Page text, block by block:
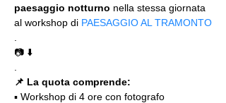
paesaggio notturno nella stessa giornata
al workshop di PAESAGGIO AL TRAMONTO
📷 ⬇️
📌 La quota comprende:
▪️ Workshop di 4 ore con fotografo